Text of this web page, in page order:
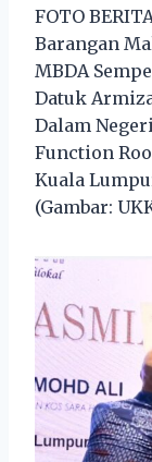
FOTO
Barangan
MBDA
Datuk
Dalam
Function
Kuala
(Gambar: